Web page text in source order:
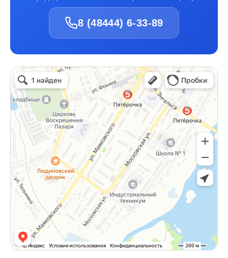
8 (48444) 6-33-89